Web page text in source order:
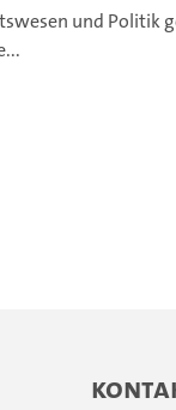
und Politik